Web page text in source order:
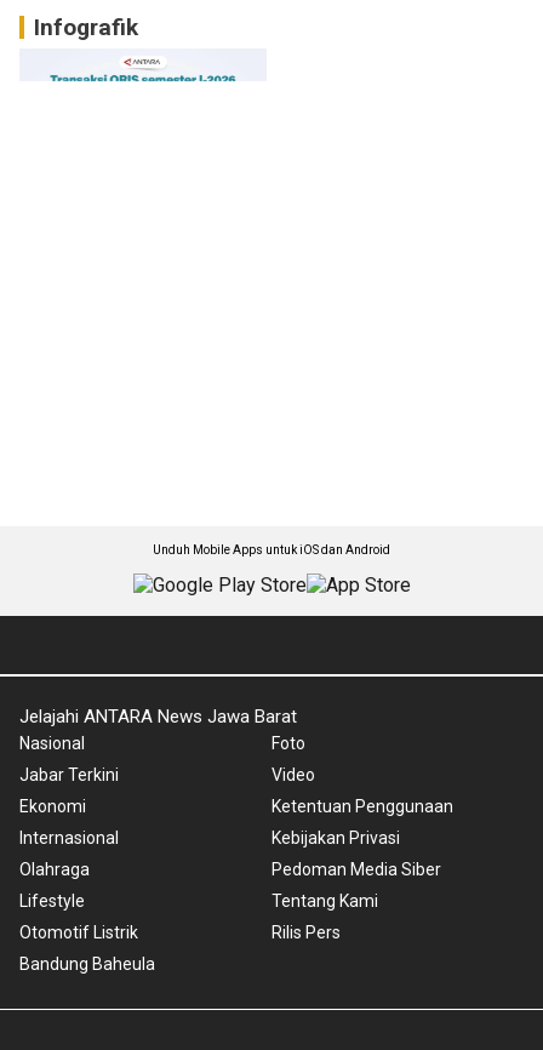
Infografik
Unduh Mobile Apps untuk iOS dan Android
Jelajahi ANTARA News Jawa Barat
Nasional
Jabar Terkini
Ekonomi
Internasional
Olahraga
Lifestyle
Otomotif Listrik
Bandung Baheula
Foto
Video
Ketentuan Penggunaan
Kebijakan Privasi
Pedoman Media Siber
Tentang Kami
Rilis Pers